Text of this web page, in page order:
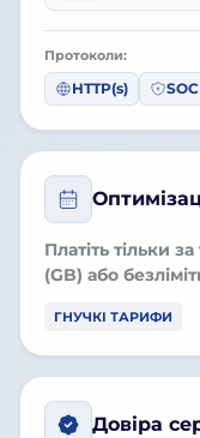
Протоколи:
HTTP(s)
Платіть тільки
(GB) або
ГНУЧКІ ТАРИФИ
Довіра